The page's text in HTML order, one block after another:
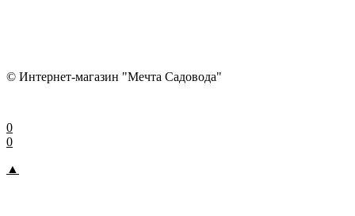
© Интернет-магазин "Мечта Садовода"
0
0
▲